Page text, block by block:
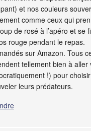
et nos couleurs
comme ceux qui
de rosé à l’apéro et se
rouge pendant le repas.
sur Amazon. Tous
tellement bien à aller
!) pour
leurs prédateurs.